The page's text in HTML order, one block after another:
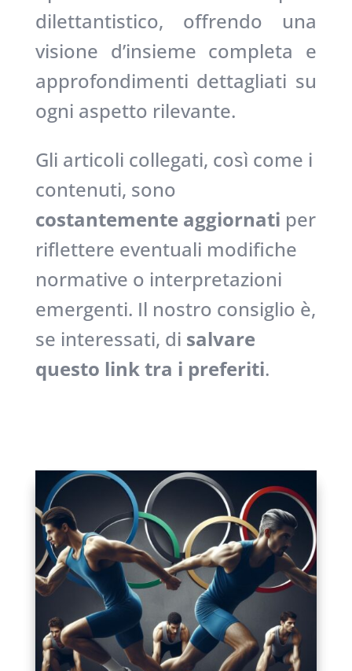
dilettantistico, offrendo una
visione d’insieme completa e
approfondimenti dettagliati su
ogni aspetto rilevante.
Gli articoli collegati, così come i
contenuti, sono
costantemente aggiornati per
riflettere eventuali modifiche
normative o interpretazioni
emergenti. Il nostro consiglio è,
se interessati, di salvare
questo link tra i preferiti.